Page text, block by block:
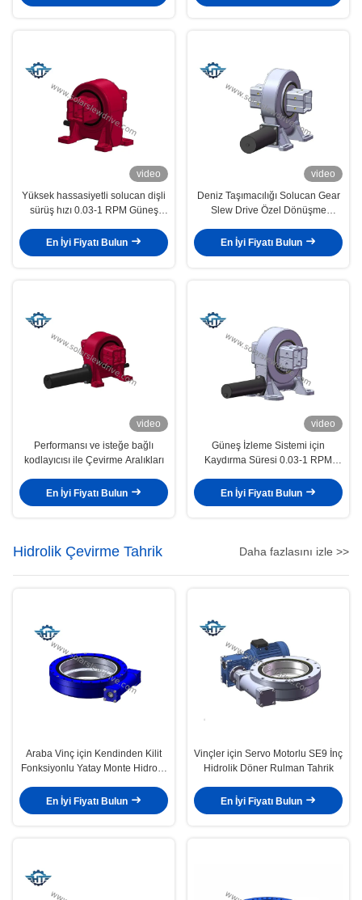
video
Yüksek hassasiyetli solucan dişli
sürüş hızı 0.03-1 RPM Güneş
0.15 derece
En İyi Fiyatı Bulun
video
Deniz Taşımacılığı Solucan Gear
Slew Drive Özel Dönüşme
Korrozyona Karşı
En İyi Fiyatı Bulun
video
Performansı ve isteğe bağlı
kodlayıcısı ile Çevirme Aralıkları
En İyi Fiyatı Bulun
video
Güneş İzleme Sistemi için
Kaydırma Süresi 0.03-1 RPM
En İyi Fiyatı Bulun
Hidrolik Çevirme Tahrik Daha fazlasını izle >>
Araba Vinç için Kendinden Kilit
Fonksiyonlu Yatay Monte Hidrolik
En İyi Fiyatı Bulun
Vinçler için Servo Motorlu SE9 İnç
Hidrolik Döner Rulman Tahrik
En İyi Fiyatı Bulun